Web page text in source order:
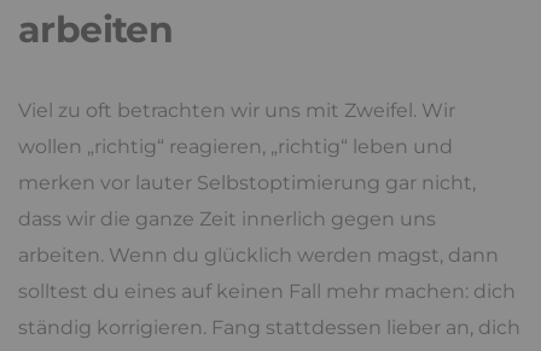
arbeiten
Viel zu oft betrachten wir uns mit Zweifel. Wir
wollen „richtig“ reagieren, „richtig“ leben und
merken vor lauter Selbstoptimierung gar nicht,
dass wir die ganze Zeit innerlich gegen uns
arbeiten. Wenn du glücklich werden magst, dann
solltest du eines auf keinen Fall mehr machen: dich
ständig korrigieren. Fang stattdessen lieber an, dich